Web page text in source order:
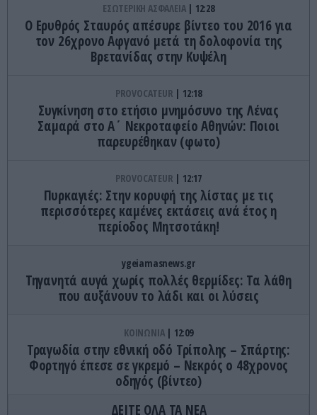
ΕΣΩΤΕΡΙΚΗ ΑΣΦΑΛΕΙΑ 12:28
Ο Ερυθρός Σταυρός απέσυρε βίντεο του 2016 για
τον 26χρονο Αφγανό μετά τη δολοφονία της
Βρετανίδας στην Κυψέλη
PROVOCATEUR 12:18
Συγκίνηση στο ετήσιο μνημόσυνο της Λένας
Σαμαρά στο Α΄ Νεκροταφείο Αθηνών: Ποιοι
παρευρέθηκαν (φωτο)
PROVOCATEUR 12:17
Πυρκαγιές: Στην κορυφή της λίστας με τις
περισσότερες καμένες εκτάσεις ανά έτος η
περίοδος Μητσοτάκη!
ygeiamasnews.gr
Τηγανητά αυγά χωρίς πολλές θερμίδες: Τα λάθη
που αυξάνουν το λάδι και οι λύσεις
ΚΟΙΝΩΝΙΑ 12:09
Τραγωδία στην εθνική οδό Τρίπολης – Σπάρτης:
Φορτηγό έπεσε σε γκρεμό – Νεκρός ο 48χρονος
οδηγός (βίντεο)
ΔΕΙΤΕ ΟΛΑ ΤΑ ΝΕΑ